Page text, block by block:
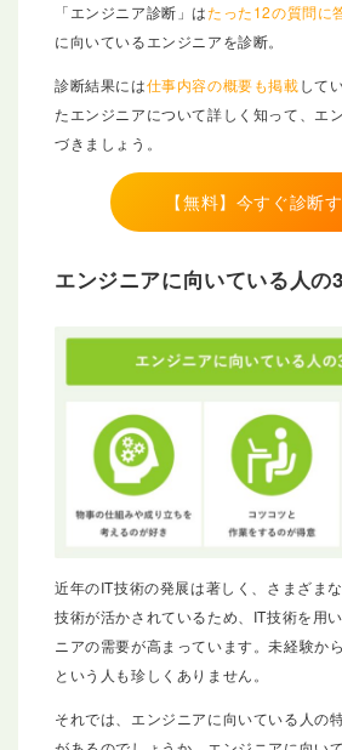
「エンジニア診断」はたった12の質問に
に向いているエンジニアを診断。
診断結果には仕事内容の概要も掲載して
たエンジニアについて詳しく知って、エ
づきましょう。
【無料】今すぐ診断
エンジニアに向いている人の
近年のIT技術の発展は著しく、さまざま
技術が活かされているため、IT技術を用
ニアの需要が高まっています。未経験か
という人も珍しくありません。
それでは、エンジニアに向いている人の